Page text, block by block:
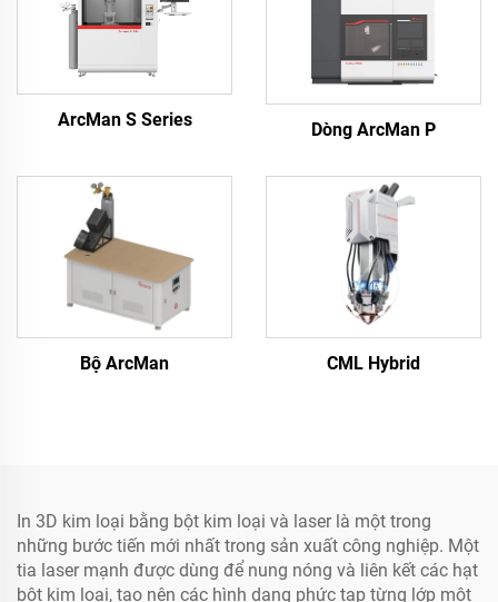
ArcMan S Series Dòng ArcMan P
Bộ ArcMan CML Hybrid
In 3D kim loại bằng bột kim loại và laser là một trong
những bước tiến mới nhất trong sản xuất công nghiệp. Một
tia laser mạnh được dùng để nung nóng và liên kết các hạt
bột kim loại, tạo nên các hình dạng phức tạp từng lớp một